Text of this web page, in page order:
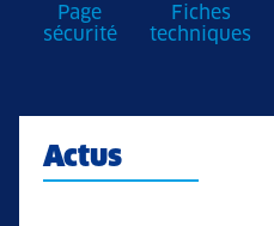
Page
sécurité
Fiches
techniques
Actus